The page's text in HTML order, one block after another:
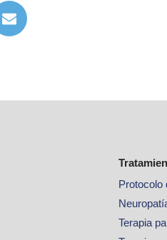
Protocolo
Terapia